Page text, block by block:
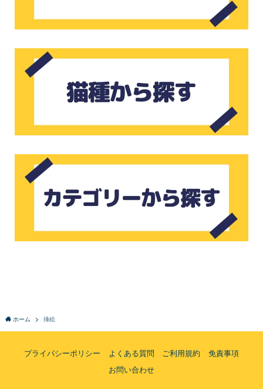
ホーム 挿絵
プライバシーポリシー よくある質問 ご利用規約
免責事項
お問い合わせ